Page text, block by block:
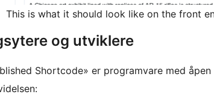
This is what it should look like on the front
og utviklere
Shortcode» er programvare med